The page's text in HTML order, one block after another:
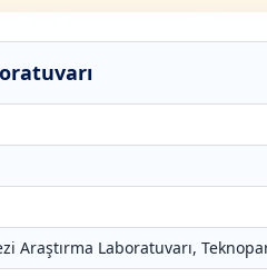
Araştırma Laboratuvarı,